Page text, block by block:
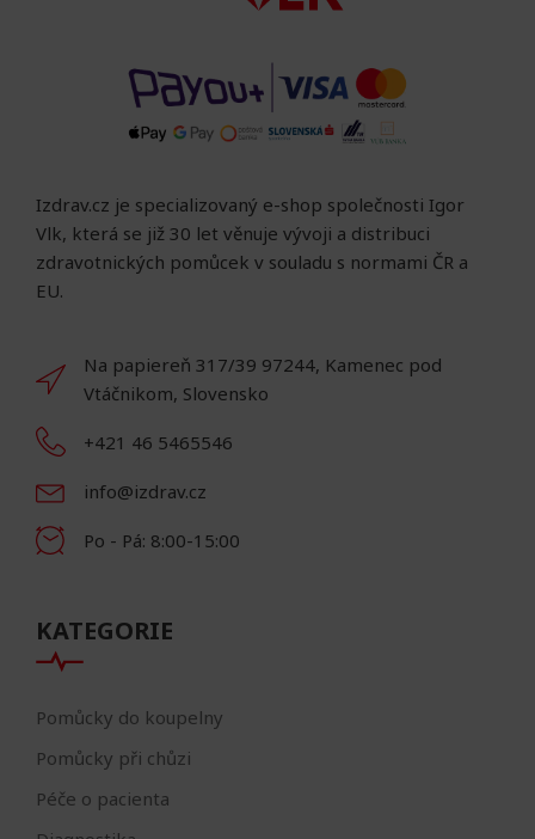
Izdrav.cz je specializovaný e-shop společnosti Igor
Vlk, která se již 30 let věnuje vývoji a distribuci
zdravotnických pomůcek v souladu s normami ČR a
EU.
Na papiereň 317/39 97244, Kamenec pod
Vtáčnikom, Slovensko
+421 46 5465546
info@izdrav.cz
Po - Pá: 8:00-15:00
KATEGORIE
Pomůcky do koupelny
Pomůcky při chůzi
Péče o pacienta